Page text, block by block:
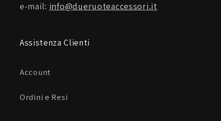
e-mail: info@dueruoteaccessori.it
Assistenza Clienti
Account
Ordini e Resi